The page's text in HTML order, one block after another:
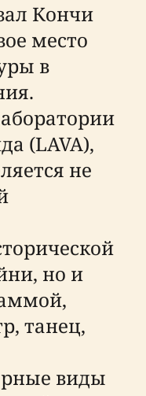
Кончи
место
в
(LAVA),
не
но и
танец,
виды